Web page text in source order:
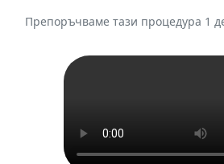
Препоръчваме тази процедура 1